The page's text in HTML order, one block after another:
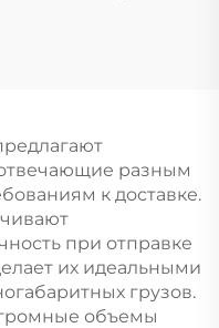
разным
к доставке.
при отправке
их идеальными
грузов.
объемы